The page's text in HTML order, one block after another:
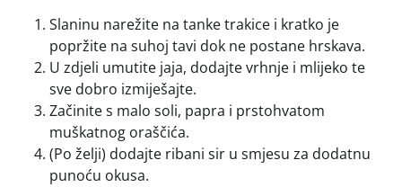
Slaninu narežite na tanke trakice i kratko je
popržite na suhoj tavi dok ne postane hrskava.
U zdjeli umutite jaja, dodajte vrhnje i mlijeko te
sve dobro izmiješajte.
Začinite s malo soli, papra i prstohvatom
muškatnog oraščića.
(Po želji) dodajte ribani sir u smjesu za dodatnu
punoću okusa.